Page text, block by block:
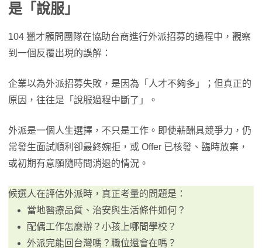
是「說服」
104 獵才顧問團隊在協助台商進行外派招募的過程中，觀察
到一個反覆出現的誤解：
企業以為外派招募失敗，是因為「人才不夠多」；但真正的
原因，往往是「說服過程中斷了」。
外派是一個人生選擇，不只是工作。即使薪酬具競爭力，仍
常發生面試順利卻最終婉拒，或 Offer 已核發、臨時放棄，
或初期有意願隨時間消退的情況。
候選人在評估外派時，真正考量的問題是：
當地醫療品質、治安與生活條件如何？
配偶工作怎麼辦？小孩上哪間學校？
外派完能回台灣嗎？職位還會在嗎？